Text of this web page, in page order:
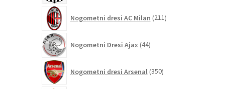
Nogometni dresi AC Milan 211izdelkov
Nogometni Dresi Ajax 44izdelkov
Nogometni dresi Arsenal 350izdelkov